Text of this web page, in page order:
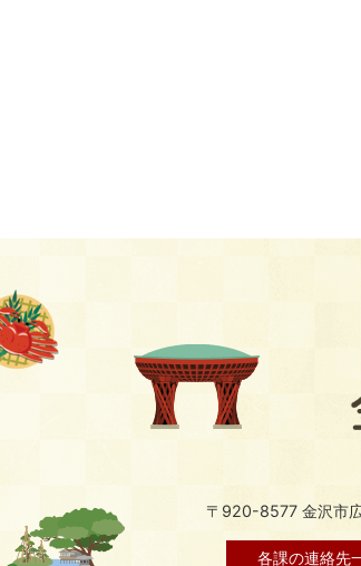
〒920-8577 金沢市
各課の連絡先